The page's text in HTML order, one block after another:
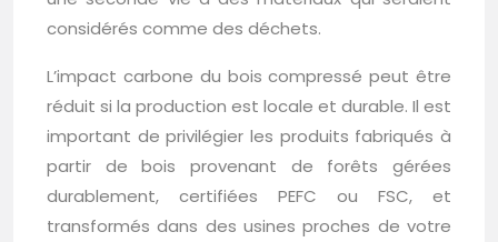
considérés comme des déchets.
L’impact carbone du bois compressé peut être
réduit si la production est locale et durable. Il est
important de privilégier les produits fabriqués à
partir de bois provenant de forêts gérées
durablement, certifiées PEFC ou FSC, et
transformés dans des usines proches de votre